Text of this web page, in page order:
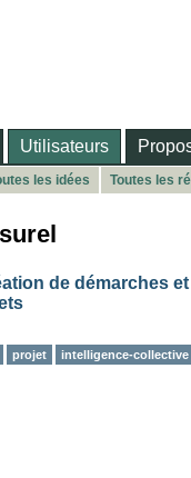
Utilisateurs
les idées Toutes les
de démarches
projet intelligence-collective